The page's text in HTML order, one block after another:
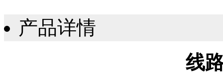
产品详情
线